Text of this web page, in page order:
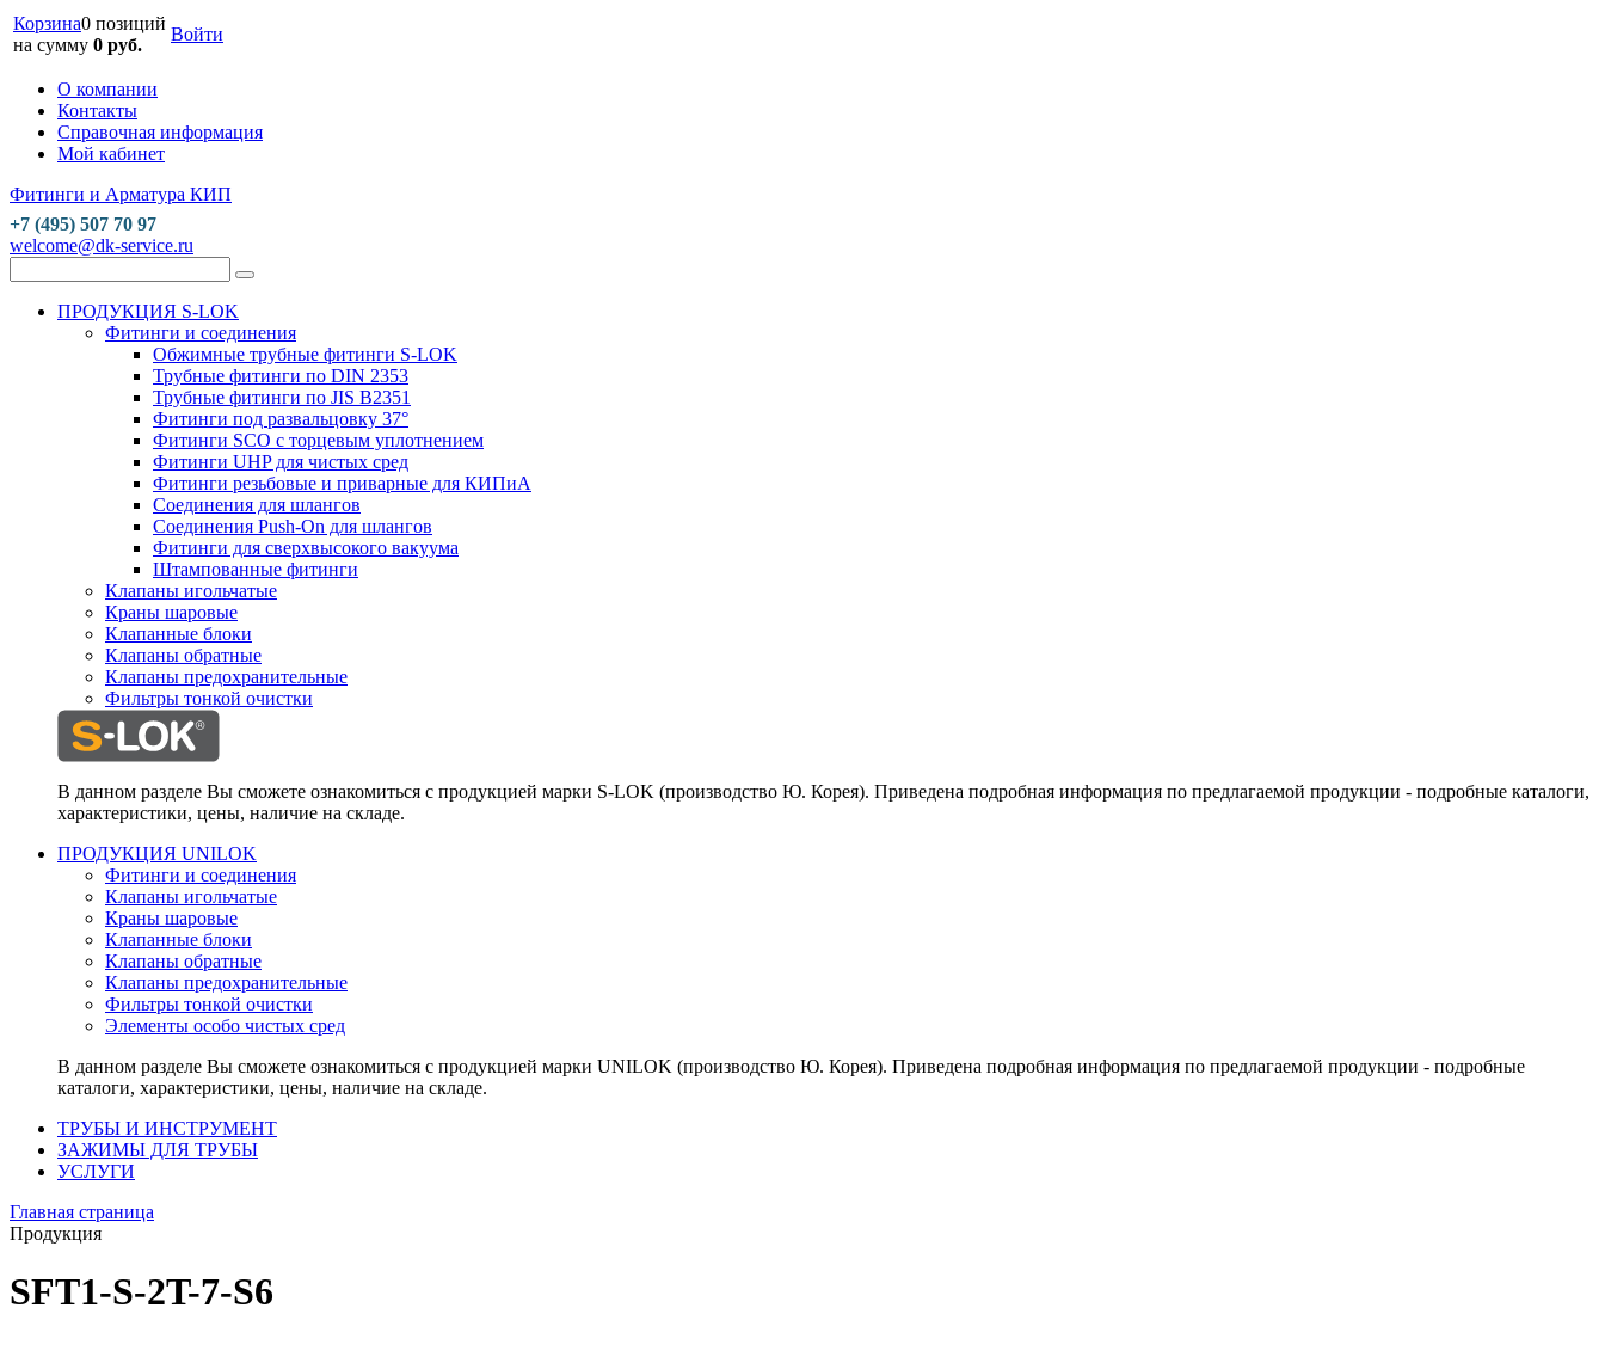
Корзина0 позиций
на сумму 0 руб.
Войти
О компании
Контакты
Справочная информация
Мой кабинет
Фитинги и Арматура КИП
+7 (495) 507 70 97
welcome@dk-service.ru
ПРОДУКЦИЯ S-LOK
Фитинги и соединения
Обжимные трубные фитинги S-LOK
Трубные фитинги по DIN 2353
Трубные фитинги по JIS B2351
Фитинги под развальцовку 37°
Фитинги SCO с торцевым уплотнением
Фитинги UHP для чистых сред
Фитинги резьбовые и приварные для КИПиА
Соединения для шлангов
Соединения Push-On для шлангов
Фитинги для сверхвысокого вакуума
Штампованные фитинги
Клапаны игольчатые
Краны шаровые
Клапанные блоки
Клапаны обратные
Клапаны предохранительные
Фильтры тонкой очистки
В данном разделе Вы сможете ознакомиться с продукцией марки S-LOK (производство Ю. Корея). Приведена подробная информация по предлагаемой продукции - подробные каталоги,
характеристики, цены, наличие на складе.
ПРОДУКЦИЯ UNILOK
Фитинги и соединения
Клапаны игольчатые
Краны шаровые
Клапанные блоки
Клапаны обратные
Клапаны предохранительные
Фильтры тонкой очистки
Элементы особо чистых сред
В данном разделе Вы сможете ознакомиться с продукцией марки UNILOK (производство Ю. Корея). Приведена подробная информация по предлагаемой продукции - подробные
каталоги, характеристики, цены, наличие на складе.
ТРУБЫ И ИНСТРУМЕНТ
ЗАЖИМЫ ДЛЯ ТРУБЫ
УСЛУГИ
Главная страница
Продукция
SFT1-S-2T-7-S6